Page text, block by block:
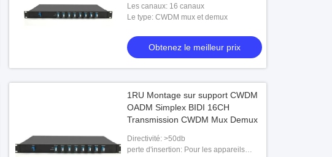
Les canaux: 16 canaux
Le type: CWDM mux et demux
Obtenez le meilleur prix
1RU Montage sur support CWDM
OADM Simplex BIDI 16CH
Transmission CWDM Mux Demux
Directivité: >50db
perte d'insertion: Pour les appareils